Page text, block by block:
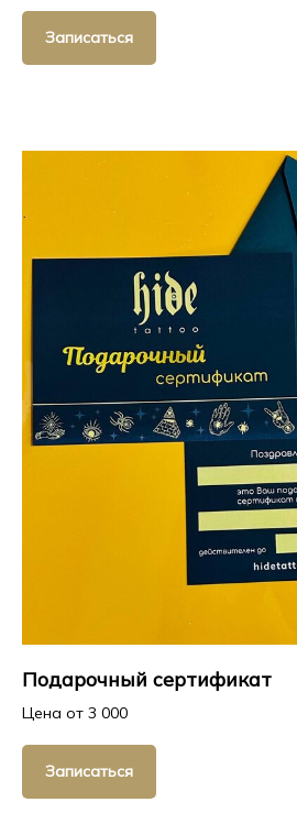
Записаться
Подарочный сертификат
Цена от 3 000
Записаться